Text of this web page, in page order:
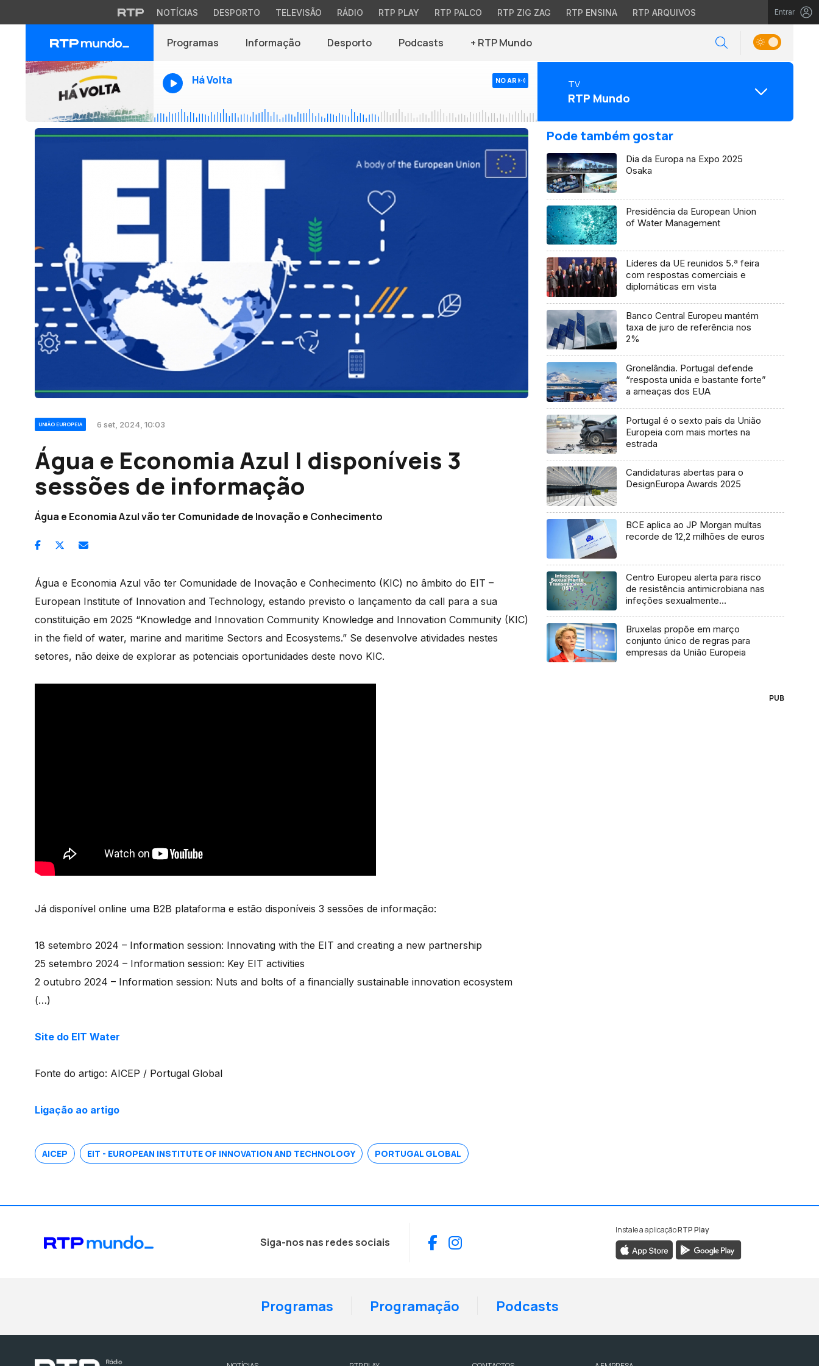
NOTÍCIAS DESPORTO TELEVISÃO RÁDIO RTP PLAY RTP PALCO RTP ZIG ZAG RTP ENSINA RTP ARQUIVOS Entrar
Programas Informação Desporto Podcasts + RTP Mundo
Há Volta NO AR TV
RTP Mundo
UNIÃO EUROPEIA 6 set, 2024, 10:03
Água e Economia Azul | disponíveis 3
sessões de informação
Água e Economia Azul vão ter Comunidade de Inovação e Conhecimento
Água e Economia Azul vão ter Comunidade de Inovação e Conhecimento (KIC) no âmbito do EIT –
European Institute of Innovation and Technology, estando previsto o lançamento da call para a sua
constituição em 2025 “Knowledge and Innovation Community Knowledge and Innovation Community (KIC)
in the field of water, marine and maritime Sectors and Ecosystems.” Se desenvolve atividades nestes
setores, não deixe de explorar as potenciais oportunidades deste novo KIC.
Já disponível online uma B2B plataforma e estão disponíveis 3 sessões de informação:
18 setembro 2024 – Information session: Innovating with the EIT and creating a new partnership
25 setembro 2024 – Information session: Key EIT activities
2 outubro 2024 – Information session: Nuts and bolts of a financially sustainable innovation ecosystem
(…)
Site do EIT Water
Fonte do artigo: AICEP / Portugal Global
Ligação ao artigo
AICEP EIT - EUROPEAN INSTITUTE OF INNOVATION AND TECHNOLOGY PORTUGAL GLOBAL
Pode também gostar
Dia da Europa na Expo 2025
Osaka
Presidência da European Union
of Water Management
Líderes da UE reunidos 5.ª feira
com respostas comerciais e
diplomáticas em vista
Banco Central Europeu mantém
taxa de juro de referência nos
2%
Gronelândia. Portugal defende
“resposta unida e bastante forte”
a ameaças dos EUA
Portugal é o sexto país da União
Europeia com mais mortes na
estrada
Candidaturas abertas para o
DesignEuropa Awards 2025
BCE aplica ao JP Morgan multas
recorde de 12,2 milhões de euros
Centro Europeu alerta para risco
de resistência antimicrobiana nas
infeções sexualmente
Bruxelas propõe em março
conjunto único de regras para
empresas da União Europeia
PUB
Siga-nos nas redes sociais Facebook
Instagram
Instale a aplicaçãoRTP Play
Programas Programação Podcasts